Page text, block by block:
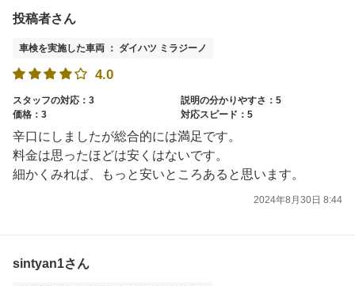
投稿者さん
車検を実施した車両 ： ダイハツ ミラジーノ
4.0
スタッフの対応：3
説明の分かりやすさ：5
価格：3
対応スピード：5
辛口にしましたが総合的には満足です。
料金は思ったほどは安くはないです。
細かくみれば、もっと安いところあると思います。
2024年8月30日 8:44
sintyan1さん